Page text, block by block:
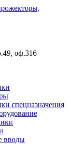
оф.316
спецназначения
вводы